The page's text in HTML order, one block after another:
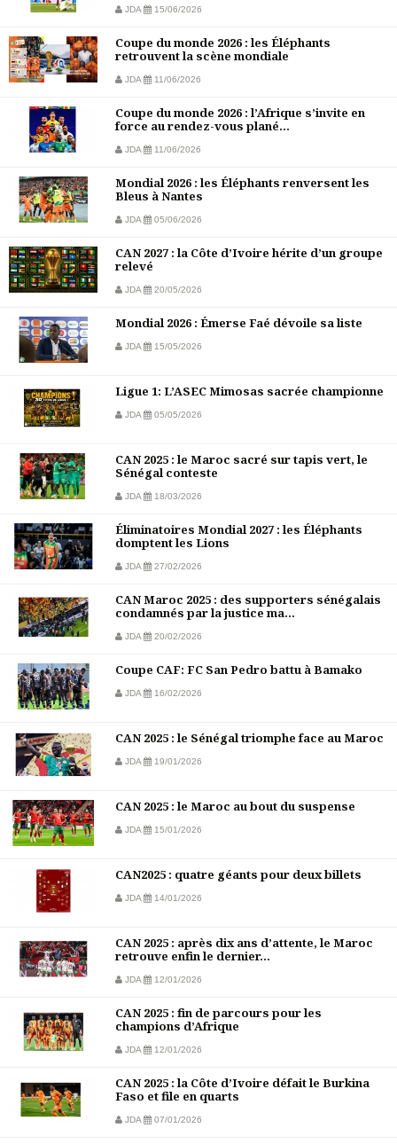
JDA 15/06/2026
Coupe du monde 2026 : les Éléphants
retrouvent la scène mondiale
JDA 11/06/2026
Coupe du monde 2026 : l’Afrique s’invite en
force au rendez-vous plané...
JDA 11/06/2026
Mondial 2026 : les Éléphants renversent les
Bleus à Nantes
JDA 05/06/2026
CAN 2027 : la Côte d’Ivoire hérite d’un groupe
relevé
JDA 20/05/2026
Mondial 2026 : Émerse Faé dévoile sa liste
JDA 15/05/2026
Ligue 1: L’ASEC Mimosas sacrée championne
JDA 05/05/2026
CAN 2025 : le Maroc sacré sur tapis vert, le
Sénégal conteste
JDA 18/03/2026
Éliminatoires Mondial 2027 : les Éléphants
domptent les Lions
JDA 27/02/2026
CAN Maroc 2025 : des supporters sénégalais
condamnés par la justice ma...
JDA 20/02/2026
Coupe CAF: FC San Pedro battu à Bamako
JDA 16/02/2026
CAN 2025 : le Sénégal triomphe face au Maroc
JDA 19/01/2026
CAN 2025 : le Maroc au bout du suspense
JDA 15/01/2026
CAN2025 : quatre géants pour deux billets
JDA 14/01/2026
CAN 2025 : après dix ans d’attente, le Maroc
retrouve enfin le dernier...
JDA 12/01/2026
CAN 2025 : fin de parcours pour les
champions d’Afrique
JDA 12/01/2026
CAN 2025 : la Côte d’Ivoire défait le Burkina
Faso et file en quarts
JDA 07/01/2026